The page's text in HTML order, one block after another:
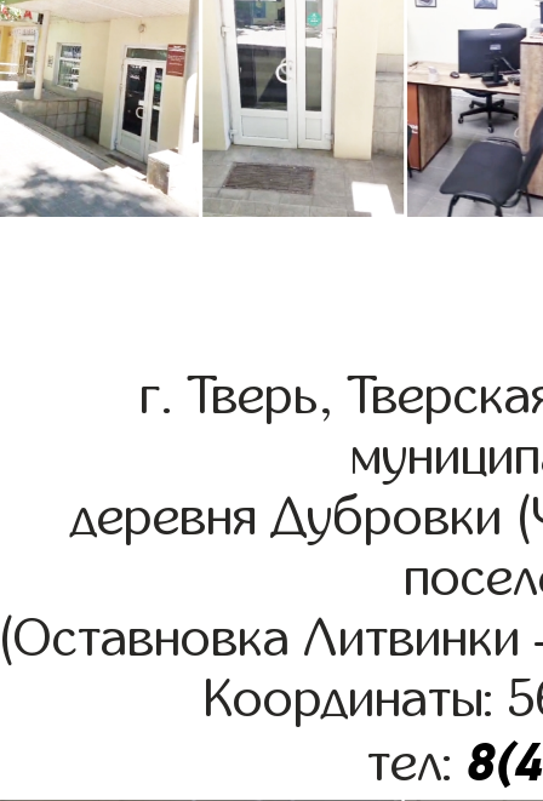
г. Тверь,
деревня Дубровки
Координаты:
тел: